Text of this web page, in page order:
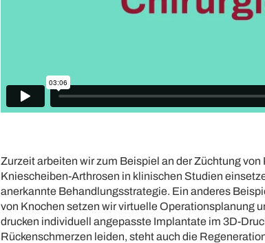
Zurzeit arbeiten wir zum Beispiel an der Züchtung
Kniescheiben-Arthrosen in klinischen Studien
anerkannte Behandlungsstrategie. Ein anderes
von Knochen setzen wir virtuelle Operationsplanung
drucken individuell angepasste Implantate im 3D-
Rückenschmerzen leiden, steht auch die